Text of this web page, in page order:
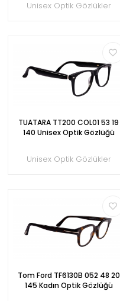
Unisex Optik Gözlükler
TUATARA TT200 COL01 53 19
140 Unisex Optik Gözlüğü
Unisex Optik Gözlükler
Tom Ford TF6130B 052 48 20
145 Kadın Optik Gözlüğü